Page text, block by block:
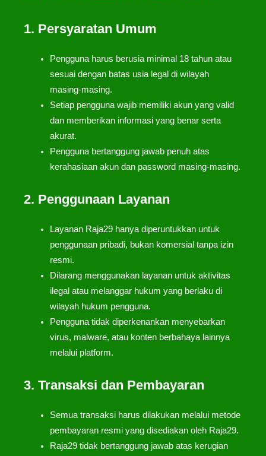
1. Persyaratan Umum
Pengguna harus berusia minimal 18 tahun atau
sesuai dengan batas usia legal di wilayah
masing-masing.
Setiap pengguna wajib memiliki akun yang valid
dan memberikan informasi yang benar serta
akurat.
Pengguna bertanggung jawab penuh atas
kerahasiaan akun dan password masing-masing.
2. Penggunaan Layanan
Layanan Raja29 hanya diperuntukkan untuk
penggunaan pribadi, bukan komersial tanpa izin
resmi.
Dilarang menggunakan layanan untuk aktivitas
ilegal atau melanggar hukum yang berlaku di
wilayah hukum pengguna.
Pengguna tidak diperkenankan menyebarkan
virus, malware, atau konten berbahaya lainnya
melalui platform.
3. Transaksi dan Pembayaran
Semua transaksi harus dilakukan melalui metode
pembayaran resmi yang disediakan oleh Raja29.
Raja29 tidak bertanggung jawab atas kerugian